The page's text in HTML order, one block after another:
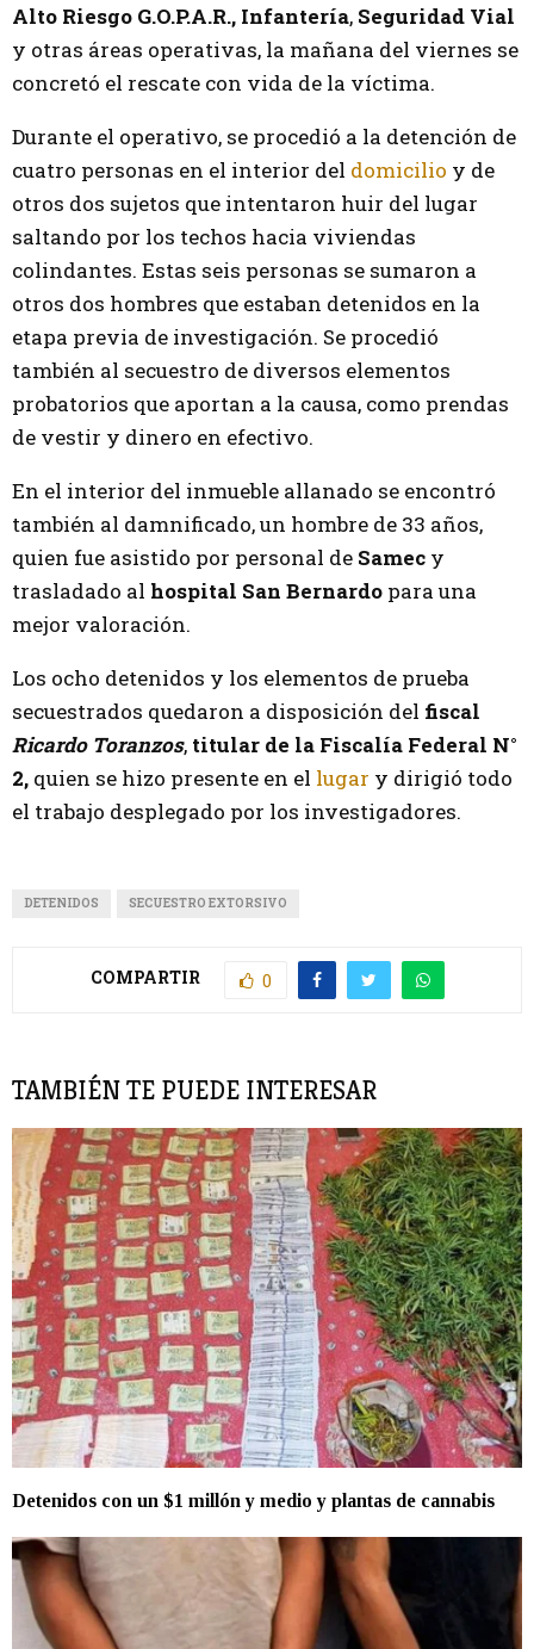
Alto Riesgo G.O.P.A.R., Infantería, Seguridad Vial
y otras áreas operativas, la mañana del viernes se
concretó el rescate con vida de la víctima.
Durante el operativo, se procedió a la detención de
cuatro personas en el interior del domicilio y de
otros dos sujetos que intentaron huir del lugar
saltando por los techos hacia viviendas
colindantes. Estas seis personas se sumaron a
otros dos hombres que estaban detenidos en la
etapa previa de investigación. Se procedió
también al secuestro de diversos elementos
probatorios que aportan a la causa, como prendas
de vestir y dinero en efectivo.
En el interior del inmueble allanado se encontró
también al damnificado, un hombre de 33 años,
quien fue asistido por personal de Samec y
trasladado al hospital San Bernardo para una
mejor valoración.
Los ocho detenidos y los elementos de prueba
secuestrados quedaron a disposición del fiscal
Ricardo Toranzos, titular de la Fiscalía Federal N°
2, quien se hizo presente en el lugar y dirigió todo
el trabajo desplegado por los investigadores.
DETENIDOS SECUESTRO EXTORSIVO
COMPARTIR 0
TAMBIÉN TE PUEDE INTERESAR
Detenidos con un $1 millón y medio y plantas de cannabis